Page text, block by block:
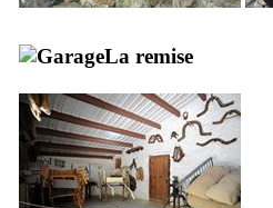
La remise